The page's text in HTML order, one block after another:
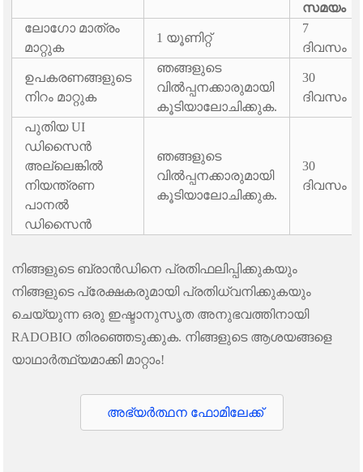
സമയം
ലോഗോ മാത്രം
മാറ്റുക
1 യൂണിറ്റ്
7
ദിവസം
ഉപകരണങ്ങളുടെ
നിറം മാറ്റുക
ഞങ്ങളുടെ
വിൽപ്പനക്കാരുമായി
കൂടിയാലോചിക്കുക.
30
ദിവസം
പുതിയ UI
ഡിസൈൻ
അല്ലെങ്കിൽ
നിയന്ത്രണ
പാനൽ
ഡിസൈൻ
ഞങ്ങളുടെ
വിൽപ്പനക്കാരുമായി
കൂടിയാലോചിക്കുക.
30
ദിവസം
നിങ്ങളുടെ ബ്രാൻഡിനെ പ്രതിഫലിപ്പിക്കുകയും
നിങ്ങളുടെ പ്രേക്ഷകരുമായി പ്രതിധ്വനിക്കുകയും
ചെയ്യുന്ന ഒരു ഇഷ്ടാനുസൃത അനുഭവത്തിനായി
RADOBIO തിരഞ്ഞെടുക്കുക. നിങ്ങളുടെ ആശയങ്ങളെ
യാഥാർത്ഥ്യമാക്കി മാറ്റാം!
അഭ്യർത്ഥന ഫോമിലേക്ക്